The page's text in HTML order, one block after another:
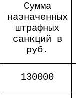
Сумма
назначенных
штрафных
санкций в
руб.
130000